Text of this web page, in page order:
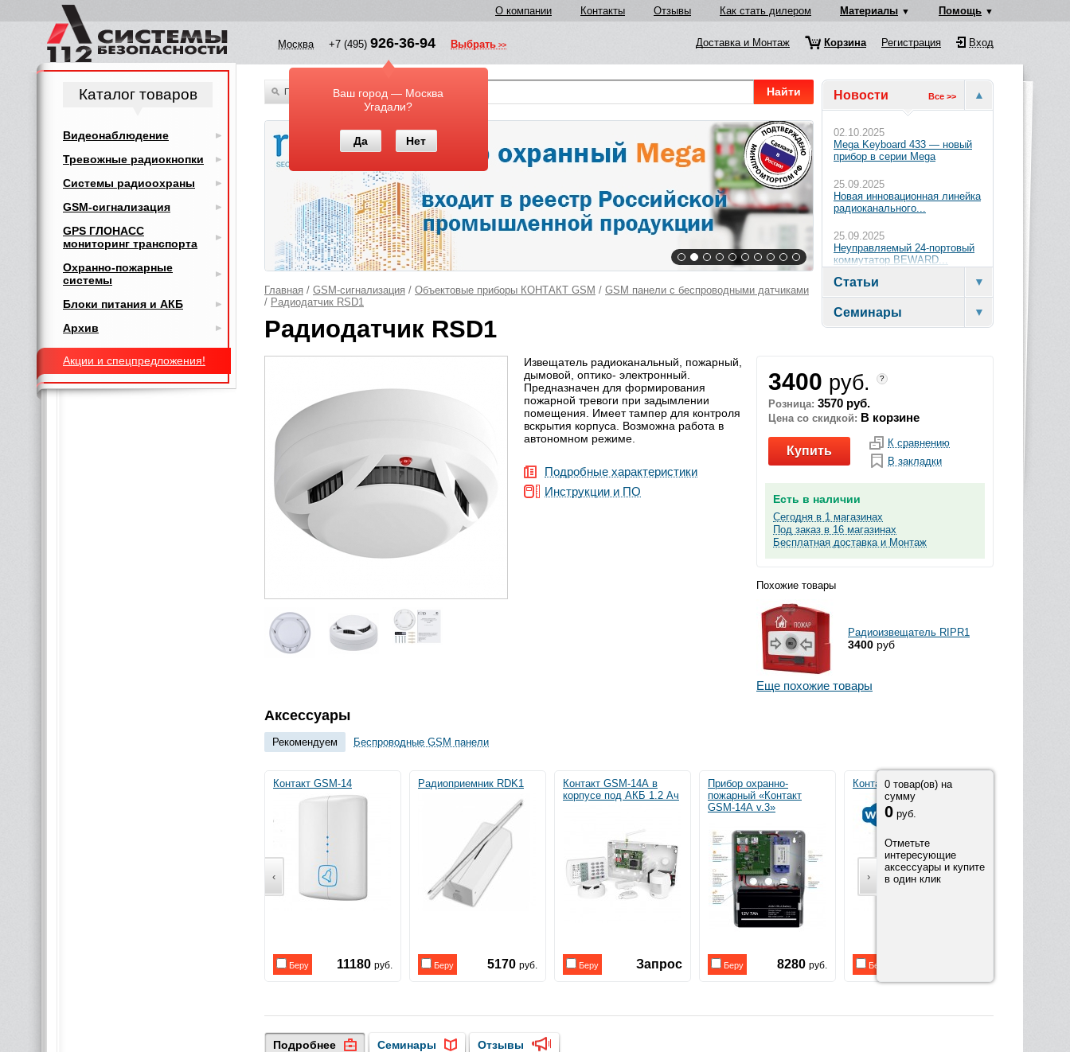
О компании Контакты Отзывы Как стать дилером Материалы Помощь
Москва +7 (495) 926-36-94
Ваш город — Москва
Угадали?
Да Нет
Выбрать Доставка и Монтаж Корзина Регистрация Вход
Новости Все >>
02.10.2025
Mega Keyboard 433 — новый
прибор в серии Mega
25.09.2025
Новая инновационная линейка
радиоканального...
25.09.2025
Неуправляемый 24-портовый
коммутатор BEWARD...
Статьи
Семинары
По всему каталогу Найти
Главная / GSM-сигнализация / Объектовые приборы КОНТАКТ GSM / GSM панели с беспроводными датчиками
/ Радиодатчик RSD1
Радиодатчик RSD1
3400 руб. ?
Розница: 3570 руб.
Цена со скидкой: В корзине
Купить
К сравнению
В закладки
Есть в наличии
Сегодня в 1 магазинах
Под заказ в 16 магазинах
Бесплатная доставка и Монтаж
Похожие товары
Радиоизвещатель RIPR1
3400 руб
Еще похожие товары
Извещатель радиоканальный, пожарный,
дымовой, оптико- электронный.
Предназначен для формирования
пожарной тревоги при задымлении
помещения. Имеет тампер для контроля
вскрытия корпуса. Возможна работа в
автономном режиме.
Подробные характеристики
Инструкции и ПО
Аксессуары
Рекомендуем Беспроводные GSM панели
‹ ›
Контакт GSM-14
Беру 11180 руб.
Радиоприемник RDK1
Беру 5170 руб.
Контакт GSM-14А в
корпусе под АКБ 1.2 Ач
Беру Запрос
Прибор охранно-
пожарный «Контакт
GSM-14А v.3»
Беру 8280 руб.
Контакт GSM-14 Wi-Fi
Беру
0 товар(ов) на
сумму
0 руб.
Отметьте
интересующие
аксессуары и купите
в один клик
Подробнее Семинары Отзывы
Каталог товаров
Видеонаблюдение
Тревожные радиокнопки
Системы радиоохраны
GSM-сигнализация
GPS ГЛОНАСС
мониторинг транспорта
Охранно-пожарные
системы
Блоки питания и АКБ
Архив
Акции и спецпредложения!